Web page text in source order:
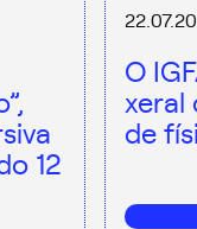
12
O
xeral
de